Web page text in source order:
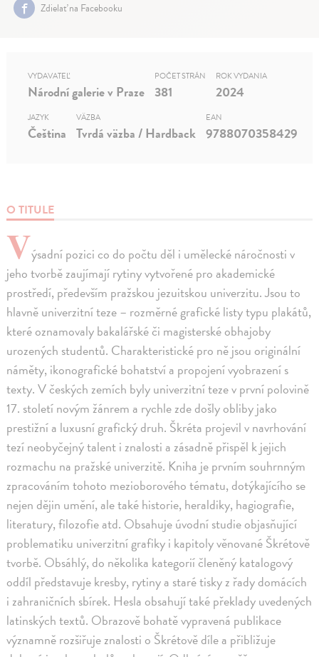
Zdielať na Facebooku
O TITULE
Výsadní pozici co do počtu děl i umělecké náročnosti v
jeho tvorbě zaujímají rytiny vytvořené pro akademické
prostředí, především pražskou jezuitskou univerzitu. Jsou to
hlavně univerzitní teze – rozměrné grafické listy typu plakátů,
které oznamovaly bakalářské či magisterské obhajoby
urozených studentů. Charakteristické pro ně jsou originální
náměty, ikonografické bohatství a propojení vyobrazení s
texty. V českých zemích byly univerzitní teze v první polovině
17. století novým žánrem a rychle zde došly obliby jako
prestižní a luxusní grafický druh. Škréta projevil v navrhování
tezí neobyčejný talent i znalosti a zásadně přispěl k jejich
rozmachu na pražské univerzitě. Kniha je prvním souhrnným
zpracováním tohoto mezioborového tématu, dotýkajícího se
nejen dějin umění, ale také historie, heraldiky, hagiografie,
literatury, filozofie atd. Obsahuje úvodní studie objasňující
problematiku univerzitní grafiky i kapitoly věnované Škrétově
tvorbě. Obsáhlý, do několika kategorií členěný katalogový
oddíl představuje kresby, rytiny a staré tisky z řady domácích
i zahraničních sbírek. Hesla obsahují také překlady uvedených
latinských textů. Obrazově bohatě vypravená publikace
významně rozšiřuje znalosti o Škrétově díle a přibližuje
VYDAVATEĽ
Národní galerie v Praze
POČET STRÁN
381
ROK VYDANIA
2024
JAZYK
Čeština
VÄZBA
Tvrdá väzba / Hardback
EAN
9788070358429